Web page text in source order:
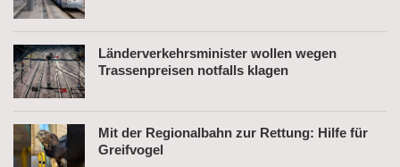
Länderverkehrsminister wollen wegen
Trassenpreisen notfalls klagen
Mit der Regionalbahn zur Rettung: Hilfe für
Greifvogel